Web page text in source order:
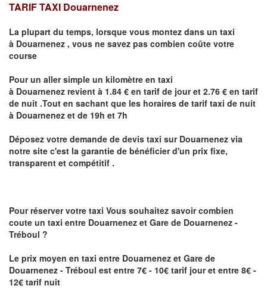
TARIF TAXI Douarnenez
La plupart du temps, lorsque vous montez dans un taxi
à Douarnenez , vous ne savez pas combien coûte votre
course
Pour un aller simple un kilomètre en taxi
à Douarnenez revient à 1.84 € en tarif de jour et 2.76 € en tarif
de nuit .Tout en sachant que les horaires de tarif taxi de nuit
à Douarnenez et de 19h et 7h
Déposez votre demande de devis taxi sur Douarnenez via
notre site c'est la garantie de bénéficier d'un prix fixe,
transparent et compétitif .
Pour réserver votre taxi Vous souhaitez savoircombien
coute un taxi entre Douarnenez et Gare de Douarnenez -
Tréboul ?
Le prix moyen en taxi entre Douarnenez et Gare de
Douarnenez - Tréboul est entre 7€ - 10€ tarif jour et entre 8€ -
12€ tarif nuit